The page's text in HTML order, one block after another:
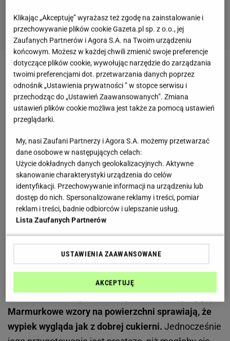
Zobacz wideoZdrowe brownie bez mąki i cukru. A
jakie pyszne!
Sernikobrownie z rabarbarem zachwyca
kontrastami. Właśnie dlatego tak wiele osób piecze
je co sezon
To jeden z tych wypieków, które od pierwszego kęsa
robią ogromne wrażenie. Miękkie brownie jest
wilgotne i intensywnie czekoladowe. Delikatna
warstwa serowa przyjemnie równoważy jego smak.
Rabarbar wnosi natomiast lekką kwasowość, dzięki
której ciasto nie jest przesadnie słodkie. Takie
połączenie sprawia, że każdy kęs smakuje nieco
inaczej. Właśnie dlatego ten deser ma tak wielu
fanów. Dodatkowym atutem jest efektowny wygląd.
Marmurkowe wzory na powierzchni sprawiają, że
wypiek wygląda jak z dobrej cukierni. Jednocześnie
Klikając „Akceptuję” wyrażasz też zgodę na zainstalowanie i
przechowywanie plików cookie Gazeta.pl sp. z o.o., jej
Zaufanych Partnerów i Agora S.A. na Twoim urządzeniu
końcowym. Możesz w każdej chwili zmienić swoje preferencje
dotyczące plików cookie, wywołując narzędzie do zarządzania
twoimi preferencjami dot. przetwarzania danych poprzez
odnośnik „Ustawienia prywatności ” w stopce serwisu i
przechodząc do „Ustawień Zaawansowanych”. Zmiana
ustawień plików cookie możliwa jest także za pomocą ustawień
przeglądarki.
My, nasi Zaufani Partnerzy i Agora S.A. możemy przetwarzać
dane osobowe w następujących celach:
Użycie dokładnych danych geolokalizacyjnych. Aktywne
skanowanie charakterystyki urządzenia do celów
identyfikacji. Przechowywanie informacji na urządzeniu lub
dostęp do nich. Spersonalizowane reklamy i treści, pomiar
reklam i treści, badnie odbiorców i ulepszanie usług.
Lista Zaufanych Partnerów
USTAWIENIA ZAAWANSOWANE
AKCEPTUJĘ